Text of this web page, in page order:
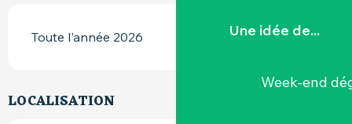
Une idée de...
Week-end
Toute l'année 2026
LOCALISATION